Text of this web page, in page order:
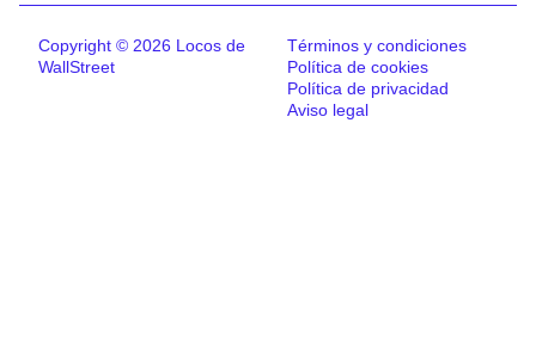
Copyright © 2026 Locos de
WallStreet
Términos y condiciones
Política de cookies
Política de privacidad
Aviso legal